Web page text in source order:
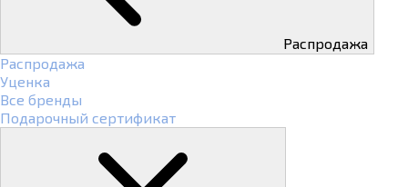
Распродажа
Распродажа
Уценка
Все бренды
Подарочный сертификат